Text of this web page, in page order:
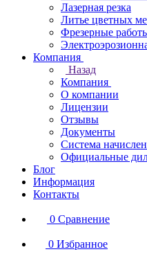
Лазерная резка
Литье цветных
Фрезерные
Компания
Назад
Компания
О компании
Лицензии
Отзывы
Документы
Система
Официальные
Блог
Информация
Контакты
0 Сравнение
0 Избранное